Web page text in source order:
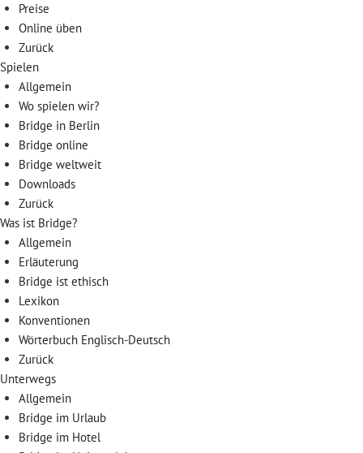
Preise
Online üben
Zurück
Spielen
Allgemein
Wo spielen wir?
Bridge in Berlin
Bridge online
Bridge weltweit
Downloads
Zurück
Was ist Bridge?
Allgemein
Erläuterung
Bridge ist ethisch
Lexikon
Konventionen
Wörterbuch Englisch-Deutsch
Zurück
Unterwegs
Allgemein
Bridge im Urlaub
Bridge im Hotel